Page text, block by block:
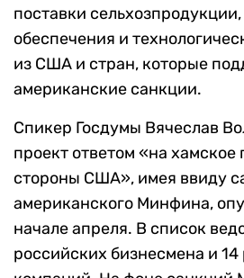
поставки
обеспечения и
из США и стран, которые
американские санкции.
Спикер Госдумы Вячеслав
проект ответом «на хамское
стороны США», имея ввиду
американского Минфина,
начале апреля. В список
российских бизнесмена и